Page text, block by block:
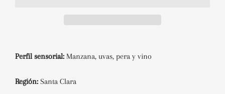
Perfil sensorial: Manzana, uvas, pera y vino
Región: Santa Clara